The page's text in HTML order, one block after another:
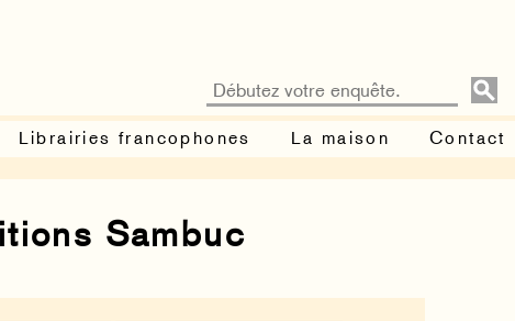
Librairies francophones La maison Contact
Sambuc